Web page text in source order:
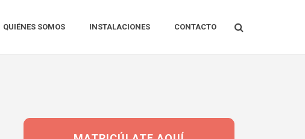
QUIÉNES SOMOS INSTALACIONES CONTACTO